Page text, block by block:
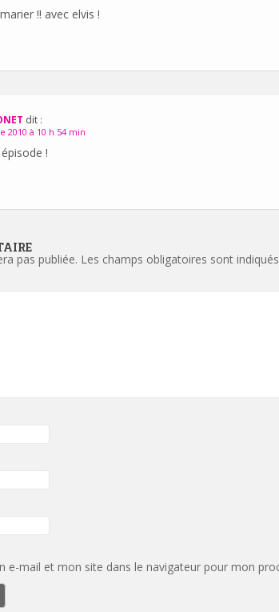
!! avec elvis !
dit :
2010 à 10 h 54 min
!
pas publiée. Les champs obligatoires sont
e-mail et mon site dans le navigateur pour mon